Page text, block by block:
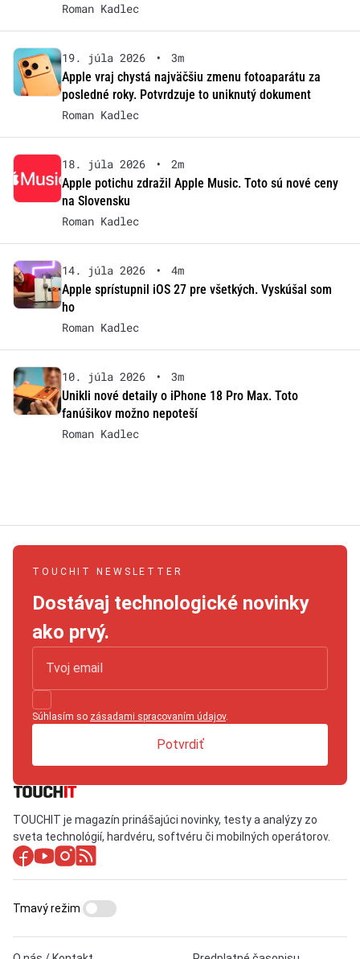
Roman Kadlec
19. júla 2026 •
3m
Apple vraj chystá najväčšiu zmenu fotoaparátu za
posledné roky. Potvrdzuje to uniknutý dokument
Roman Kadlec
18. júla 2026 •
2m
Apple potichu zdražil Apple Music. Toto sú nové ceny
na Slovensku
Roman Kadlec
14. júla 2026 •
4m
Apple sprístupnil iOS 27 pre všetkých. Vyskúšal som
ho
Roman Kadlec
10. júla 2026 •
3m
Unikli nové detaily o iPhone 18 Pro Max. Toto
fanúšikov možno nepoteší
Roman Kadlec
TOUCHIT NEWSLETTER
Dostávaj technologické novinky
ako prvý.
Súhlasím so zásadami spracovaním údajov.
Potvrdiť
TOUCHIT je magazín prinášajúci novinky, testy a analýzy zo
sveta technológií, hardvéru, softvéru či mobilných operátorov.
Tmavý režim